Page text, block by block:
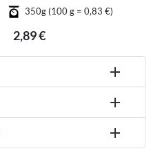
350g (100 g = 0,83 €)
2,89 €